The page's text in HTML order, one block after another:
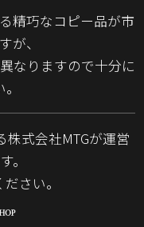
精巧なコピー品が市
が、
なりますので十分に
株式会社MTGが運営
。
さい。